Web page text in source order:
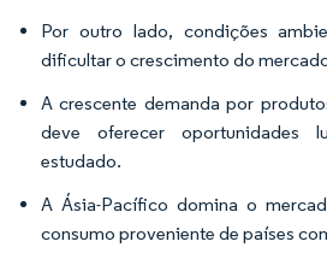
Por outro lado, condições
dificultar o crescimento do
A crescente demanda por
deve oferecer oportunidades
estudado.
A Ásia-Pacífico domina o
consumo proveniente de países